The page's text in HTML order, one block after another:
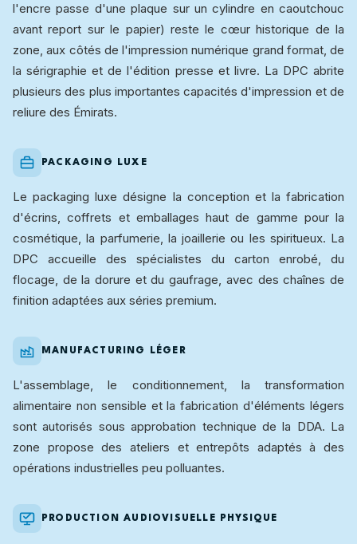
l'encre passe d'une plaque sur un cylindre en caoutchouc
avant report sur le papier) reste le cœur historique de la
zone, aux côtés de l'impression numérique grand format, de
la sérigraphie et de l'édition presse et livre. La DPC abrite
plusieurs des plus importantes capacités d'impression et de
reliure des Émirats.
PACKAGING LUXE
Le packaging luxe désigne la conception et la fabrication
d'écrins, coffrets et emballages haut de gamme pour la
cosmétique, la parfumerie, la joaillerie ou les spiritueux. La
DPC accueille des spécialistes du carton enrobé, du
flocage, de la dorure et du gaufrage, avec des chaînes de
finition adaptées aux séries premium.
MANUFACTURING LÉGER
L'assemblage, le conditionnement, la transformation
alimentaire non sensible et la fabrication d'éléments légers
sont autorisés sous approbation technique de la DDA. La
zone propose des ateliers et entrepôts adaptés à des
opérations industrielles peu polluantes.
PRODUCTION AUDIOVISUELLE PHYSIQUE